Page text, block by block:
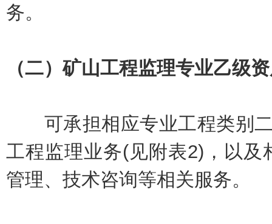
务。
（二）矿山工程监理专业乙级
可承担相应专业工程类别二
工程监理业务(见附表2)，以
管理、技术咨询等相关服务。